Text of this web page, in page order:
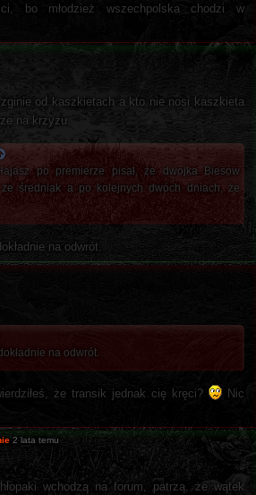
bo młodzież wszechpolska chodzi w
od kaszkietach a kto nie nosi kaszkieta
na krzyżu.
po premierze pisał, że dwójka Biesów
średniak a po kolejnych dwóch dniach, że
na odwrót.
na odwrót.
że transik jednak cię kręci?
Nic
2 lata temu
wchodzą na forum, patrzą, że wątek